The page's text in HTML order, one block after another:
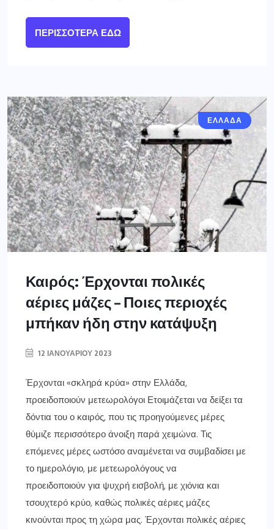
ΠΕΡΙΣΣΌΤΕΡΑ ΕΔΏ
ΕΛΛΑΔΑ
Καιρός: Έρχονται πολικές
αέριες μάζες – Ποιες περιοχές
μπήκαν ήδη στην κατάψυξη
12 ΙΑΝΟΥΑΡΊΟΥ 2023
Έρχονται «σκληρά κρύα» στην Ελλάδα,
προειδοποιούν μετεωρολόγοι Ετοιμάζεται να δείξει τα
δόντια του ο καιρός, που τις προηγούμενες μέρες
θύμιζε περισσότερο άνοιξη παρά χειμώνα. Τις
επόμενες μέρες ωστόσο αναμένεται να συμβαδίσει με
το ημερολόγιο, με μετεωρολόγους να
προειδοποιούν για ψυχρή εισβολή, με χιόνια και
τσουχτερό κρύο, καθώς πολικές αέριες μάζες
κινούνται προς τη χώρα μας. Έρχονται πολικές αέριες